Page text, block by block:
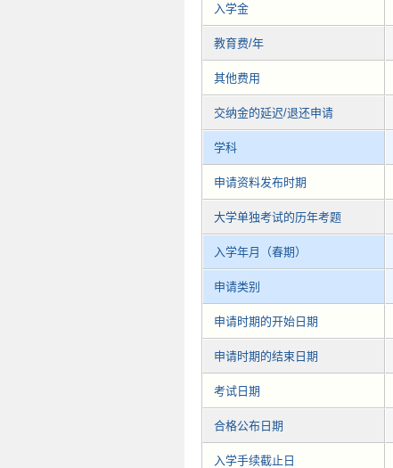
入学金
教育费/年
其他费用
交纳金的延迟/退还申请
学科
申请资料发布时期
大学单独考试的历年考题
入学年月（春期）
申请类别
申请时期的开始日期
申请时期的结束日期
考试日期
合格公布日期
入学手续截止日